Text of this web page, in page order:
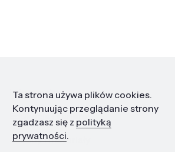
Informacje
Edukacja i kariera
Zasoby i materiały
Ta strona używa plików cookies.
Kontynuując przeglądanie strony
zgadzasz się z polityką
prywatności.